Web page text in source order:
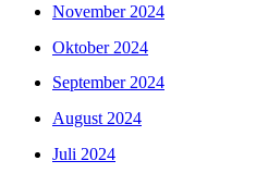
November 2024
Oktober 2024
September 2024
August 2024
Juli 2024